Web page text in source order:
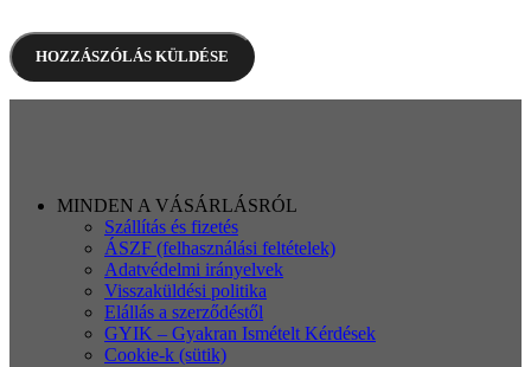
MINDEN A VÁSÁRLÁSRÓL
Szállítás és fizetés
ÁSZF (felhasználási feltételek)
Adatvédelmi irányelvek
Visszaküldési politika
Elállás a szerződéstől
GYIK – Gyakran Ismételt Kérdések
Cookie-k (sütik)